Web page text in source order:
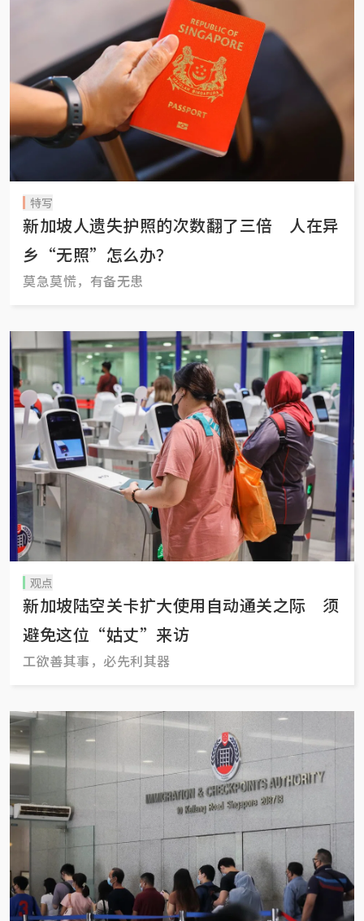
特写
新加坡人遗失护照的次数翻了三倍 人在异
乡“无照”怎么办？
莫急莫慌，有备无患
观点
新加坡陆空关卡扩大使用自动通关之际 须
避免这位“姑丈”来访
工欲善其事，必先利其器